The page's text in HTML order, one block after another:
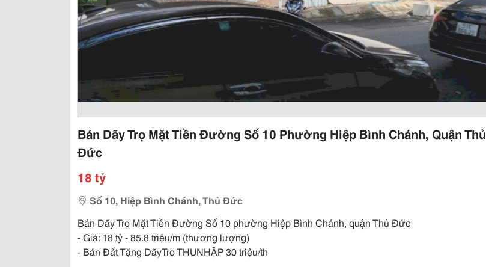
Bán Dãy Trọ Mặt Tiền Đường Số 10 Phường Hiệp Bình Chánh, Quận Thủ
Đức
18 tỷ
Số 10, Hiệp Bình Chánh, Thủ Đức
Bán Dãy Trọ Mặt Tiền Đường Số 10 phường Hiệp Bình Chánh, quận Thủ Đức
- Giá: 18 tỷ - 85.8 triệu/m (thương lượng)
- Bán Đất Tặng DãyTrọ THUNHẬP 30 triệu/th